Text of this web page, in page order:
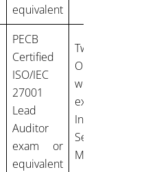
equivalent
PECB
Certified
ISO/IEC
27001
Lead
Auditor
exam or
equivalent
Two years:
One year of
work
experience in
Information
Security
Management